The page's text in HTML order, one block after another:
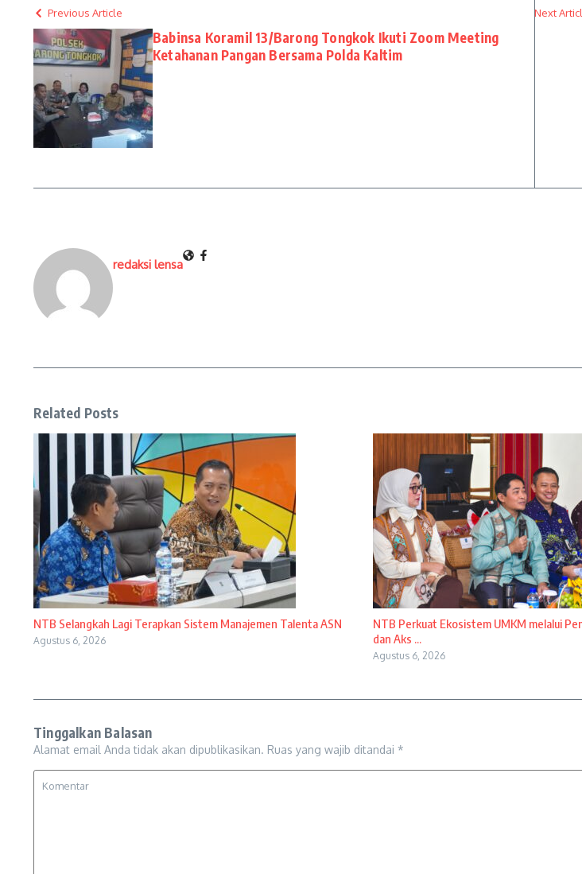
Previous Article
Babinsa Koramil 13/Barong Tongkok Ikuti Zoom Meeting
Ketahanan Pangan Bersama Polda Kaltim
Next
redaksi lensa
Related Posts
NTB Selangkah Lagi Terapkan Sistem Manajemen Talenta ASN
Agustus 6, 2026
NTB Perkuat Ekosistem UMKM melalui
dan Aks ...
Agustus 6, 2026
Tinggalkan Balasan
Alamat email Anda tidak akan dipublikasikan. Ruas yang wajib ditandai *